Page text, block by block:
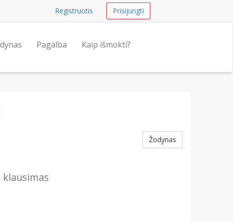
Registruotis Prisijungti
Pagalba Kaip išmokti?
Žodynas